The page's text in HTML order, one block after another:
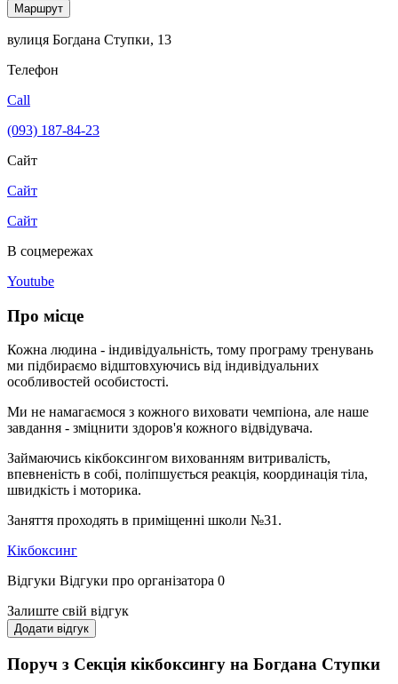
Маршрут
вулиця Богдана Ступки, 13
Телефон
Call
(093) 187-84-23
Сайт
Сайт
Сайт
В соцмережах
Youtube
Про місце
Кожна людина - індивідуальність, тому програму тренувань
ми підбираємо відштовхуючись від індивідуальних
особливостей особистості.
Ми не намагаємося з кожного виховати чемпіона, але наше
завдання - зміцнити здоров'я кожного відвідувача.
Займаючись кікбоксингом вихованням витривалість,
впевненість в собі, поліпшується реакція, координація тіла,
швидкість і моторика.
Заняття проходять в приміщенні школи №31.
Кікбоксинг
Відгуки Відгуки про організатора 0
Залиште свій відгук
Додати відгук
Поруч з Секція кікбоксингу на Богдана Ступки